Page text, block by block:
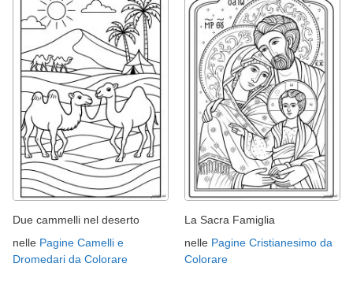
Due cammelli nel deserto
nelle Pagine Camelli e
Dromedari da Colorare
La Sacra Famiglia
nelle Pagine Cristianesimo da
Colorare